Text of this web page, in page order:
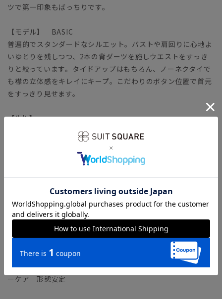
ツで第一印象もばっちりです。
【モデル】 BASIC
普遍的でスタンダードなシルエット。バストや肩回りに心地よ
いゆとりを残しつつ、2本の背ダーツを施しウエストをすっき
りと絞っています。タイドアップはもちろん、ノーネクタイで
も襟の立体感をキレイにキープ。こだわりのボタン位置で首元
をすっきり見せます。
【生地】
コットン本来の風合いや機能性をキープしつつ、ポリエステル
をブレンドして強度を高めています。
NON IRON（ノンアイロン）／言葉通り“アイロン掛けが不
要”な、画期的な『NON IRON』ドレスシャツです。
【参考情報】The Style Dictionary
◆スーツに合うワイシャツおすすめ12選｜おしゃれ＆失敗しな
ビジネス ワイシャツ ノーアイロン ノンアイロン イージ
ーケア 形態安定